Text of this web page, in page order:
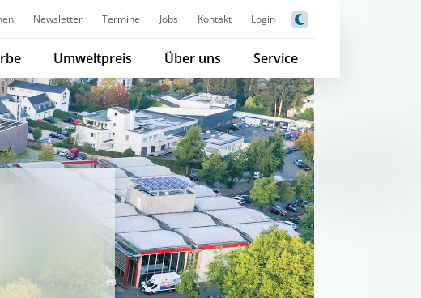
Newsletter Termine Jobs Kontakt Login
Umweltpreis Über uns Service